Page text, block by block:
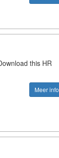
this HR
Meer info